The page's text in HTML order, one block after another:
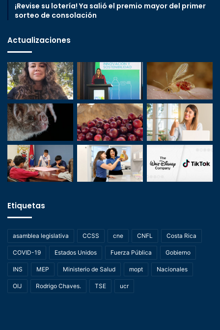
¡Revise su lotería! Ya salió el premio mayor del primer
sorteo de consolación
Actualizaciones
Etiquetas
asamblea legislativa CCSS cne CNFL Costa Rica
COVID-19 Estados Unidos Fuerza Pública Gobierno
INS MEP Ministerio de Salud mopt Nacionales
OIJ Rodrigo Chaves. TSE ucr